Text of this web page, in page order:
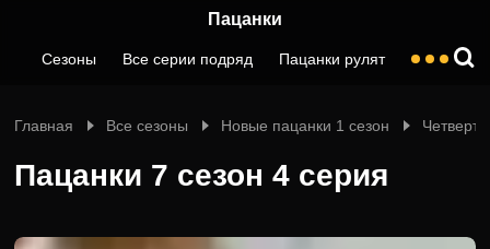
Пацанки
Сезоны Все серии подряд Пацанки рулят
Главная Все сезоны Новые пацанки 1 сезон
Пацанки 7 сезон 4 серия